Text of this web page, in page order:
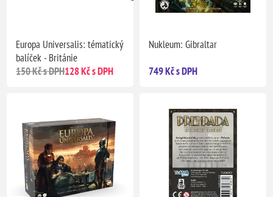
Europa Universalis: tématický
balíček - Británie
150 Kč s DPH128 Kč s DPH
Nukleum: Gibraltar
749 Kč s DPH